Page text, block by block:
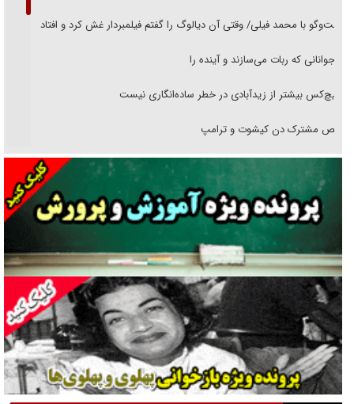
گفت‌وگو با محمد فیلی/ وقتی آن دیالوگ را گفتم فیلمبردار غش کرد و افتاد
نوجوانانی که ربات می‌سازند و آینده را
هیچ‌کس بیشتر از زیدآبادی در خطر ساده‌انگاری نیست
رقص مشترک دن کیشوت و ترامپ
دنده دولت به واگذاری مسئله‌دار ایران‌خودرو/ خصوصی‌سازی یا انحصار؟
غریزه‌ی بقا و آقای باقی و رفقا
جراحی‌های زیبایی با مدرک فوق‌دیپلم! + گفت‌وگو با متهم
گفت‌وگو با همسر یکی از شهدای جنگ رمضان/ پیکر بی‌سر شهید را از
انگشت‌های پا شناسایی کردیم
نسلی که آنلاین الگو می‌گیرد
گفت‌وگو با آیت‌الله جاودان/ جفای مخالفان مکانت معنوی رهبر شهید را
ارتقا می‌داد